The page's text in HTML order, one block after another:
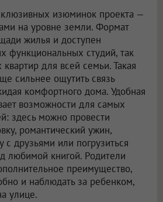
изюминок проекта —
на уровне земли. Формат
жилья и доступен
функциональных студий, так
для всей семьи. Такая
сильнее ощутить связь
комфортного дома. Удобная
возможности для самых
здесь можно провести
романтический ужин,
с друзьями или погрузиться
любимой книгой. Родители
преимущество,
и наблюдать за ребенком,
улице.